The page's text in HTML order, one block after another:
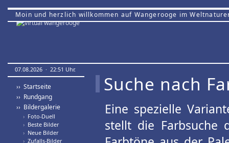
Moin und herzlich willkommen auf Wangerooge im
07.08.2026 · 22:51 Uhr.
›› Startseite
›› Rundgang
›› Bildergalerie
› Foto-Duell
› Beste Bilder
› Neue Bilder
› Zufalls-Bilder
Suche nach
Eine spezielle
stellt die Farbsuche